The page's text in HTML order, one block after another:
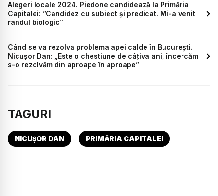
Alegeri locale 2024. Piedone candidează la Primăria
Capitalei: ”Candidez cu subiect și predicat. Mi-a venit
rândul biologic”
Când se va rezolva problema apei calde în București.
Nicușor Dan: „Este o chestiune de câțiva ani, încercăm
s-o rezolvăm din aproape în aproape”
TAGURI
NICUȘOR DAN PRIMĂRIA CAPITALEI